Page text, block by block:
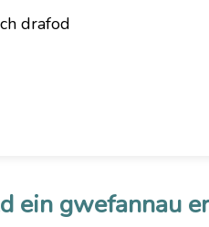
drafod
ein gwefannau